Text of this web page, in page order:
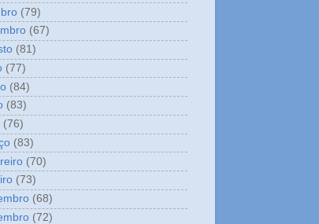
(79)
(67)
(81)
(77)
(84)
(83)
(76)
(83)
(70)
(73)
(68)
(72)